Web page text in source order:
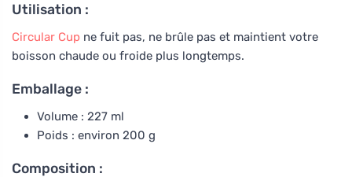
Utilisation :
Circular Cup ne fuit pas, ne brûle pas et maintient votre
boisson chaude ou froide plus longtemps.
Emballage :
Volume : 227 ml
Poids : environ 200 g
Composition :